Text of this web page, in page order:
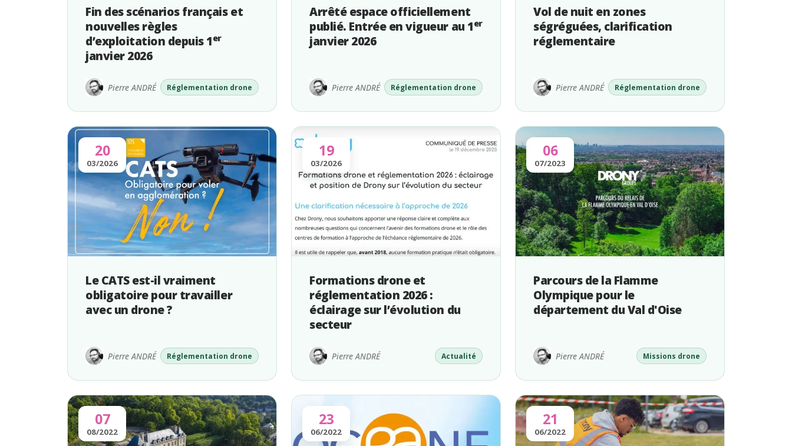
Fin des scénarios français et
nouvelles règles
d’exploitation depuis 1er
janvier 2026
Pierre ANDRÉ Réglementation drone
Arrêté espace officiellement
publié. Entrée en vigueur au 1er
janvier 2026
Pierre ANDRÉ Réglementation drone
Vol de nuit en zones
ségréguées, clarification
réglementaire
Pierre ANDRÉ Réglementation drone
20
03/2026
Le CATS est-il vraiment
obligatoire pour travailler
avec un drone ?
Pierre ANDRÉ Réglementation drone
19
03/2026
Formations drone et
réglementation 2026 :
éclairage sur l’évolution du
secteur
Pierre ANDRÉ Actualité
06
07/2023
Parcours de la Flamme
Olympique pour le
département du Val d'Oise
Pierre ANDRÉ Missions drone
07
08/2022
23
06/2022
21
06/2022